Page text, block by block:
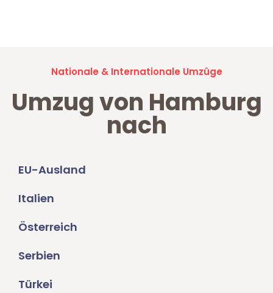
Nationale & Internationale Umzüge
Umzug von Hamburg
nach
EU-Ausland
Italien
Österreich
Serbien
Türkei